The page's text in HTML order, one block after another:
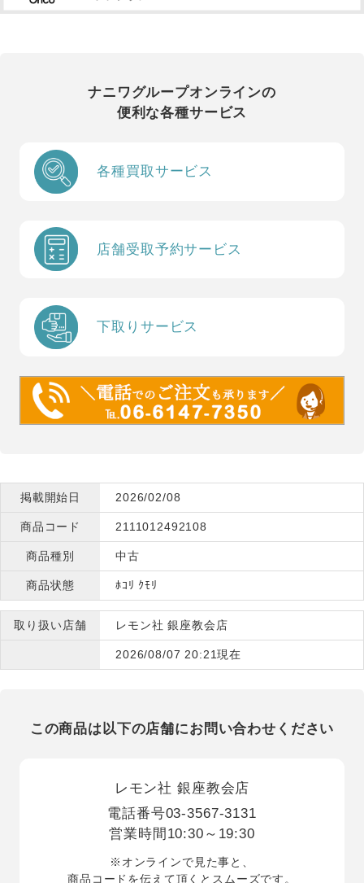
ナニワグループオンラインの
便利な各種サービス
各種買取サービス
店舗受取予約サービス
下取りサービス
掲載開始日 2026/02/08
商品コード 2111012492108
商品種別 中古
商品状態 ﾎｺﾘ ｸﾓﾘ
取り扱い店舗 レモン社 銀座教会店
2026/08/07 20:21現在
この商品は以下の店舗にお問い合わせください
レモン社 銀座教会店
電話番号03-3567-3131
営業時間 10:30～19:30
※オンラインで見た事と、
商品コードを伝えて頂くとスムーズです。